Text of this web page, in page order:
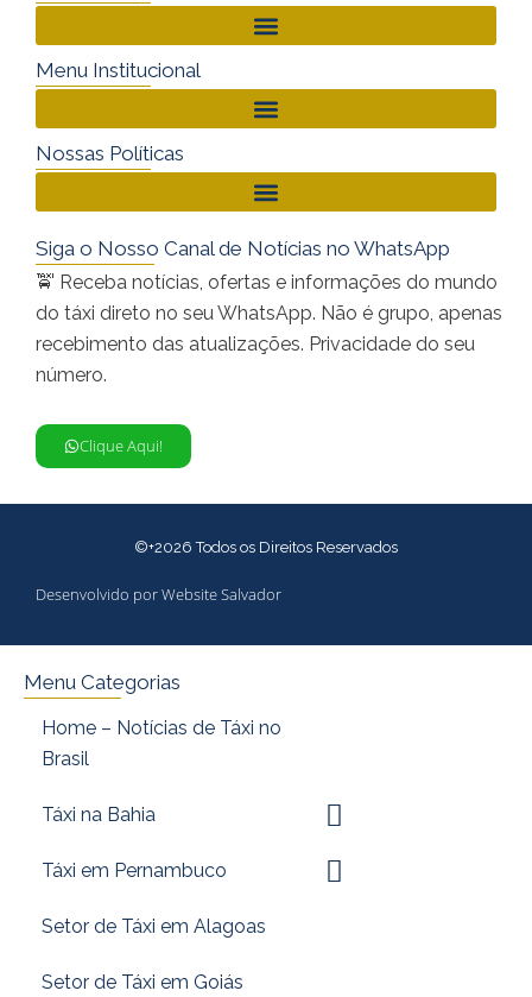
Menu Institucional
Nossas Políticas
Siga o Nosso Canal de Notícias no WhatsApp
🚖 Receba notícias, ofertas e informações do mundo
do táxi direto no seu WhatsApp. Não é grupo, apenas
recebimento das atualizações. Privacidade do seu
número.
Clique Aqui!
©+2026 Todos os Direitos Reservados
Desenvolvido por Website Salvador
Menu Categorias
Home – Notícias de Táxi no
Brasil
Táxi na Bahia
Táxi em Pernambuco
Setor de Táxi em Alagoas
Setor de Táxi em Goiás